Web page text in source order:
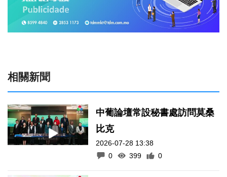
相關新聞
中葡論壇常設秘書處訪問莫桑
比克
2026-07-28 13:38
0
399 0